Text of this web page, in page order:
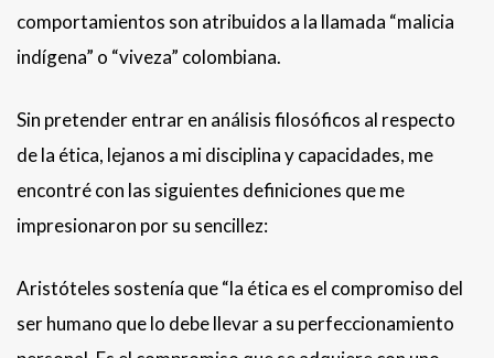
comportamientos son atribuidos a la llamada “malicia
indígena” o “viveza” colombiana.
Sin pretender entrar en análisis filosóficos al respecto
de la ética, lejanos a mi disciplina y capacidades, me
encontré con las siguientes definiciones que me
impresionaron por su sencillez:
Aristóteles sostenía que “la ética es el compromiso del
ser humano que lo debe llevar a su perfeccionamiento